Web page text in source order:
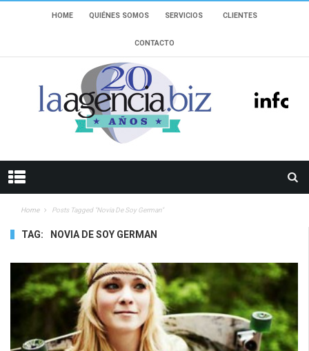
HOME QUIÉNES SOMOS SERVICIOS CLIENTES
CONTACTO
Home Posts Tagged "novia De Soy German"
TAG: NOVIA DE SOY GERMAN